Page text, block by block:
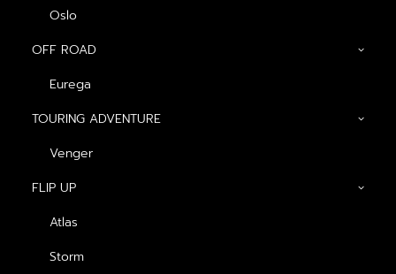
Oslo
OFF ROAD
Eurega
TOURING ADVENTURE
Venger
FLIP UP
Atlas
Storm
GENERAL
About us